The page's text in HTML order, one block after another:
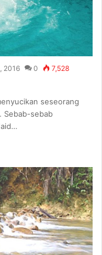
2016 0 7,528
seseorang
Sebab-sebab